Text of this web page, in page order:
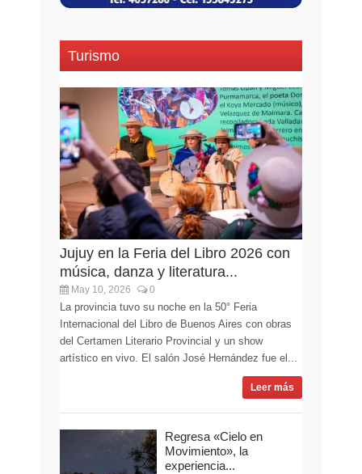
Turismo
Jujuy en la Feria del Libro 2026 con
música, danza y literatura...
May 10, 2026 0
La provincia tuvo su noche en la 50° Feria
Internacional del Libro de Buenos Aires con obras
del Certamen Literario Provincial y un show
artístico en vivo. El salón José Hernández fue el...
Leer más
Regresa «Cielo en
Movimiento», la
experiencia...